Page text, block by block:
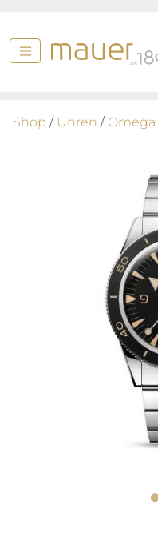
Shop / Uhren / Omega